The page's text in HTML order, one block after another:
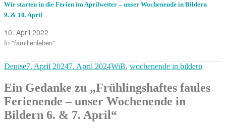
Wir starten in die Ferien im Aprilwetter – unser Wochenende in Bildern
9. & 10. April
10. April 2022
In "familienleben"
Autor
DeniseVeröffentlicht
7. April 20247. April 2024Kategorien
WiB, wochenende in bildern
Ein Gedanke zu „Frühlingshaftes faules
Ferienende – unser Wochenende in
Bildern 6. & 7. April“